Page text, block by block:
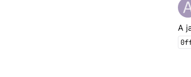
A